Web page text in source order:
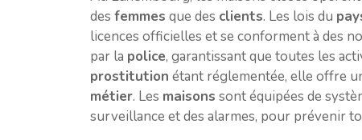
des femmes que des clients. Les lois du
licences officielles et se conforment à des
par la police, garantissant que toutes les
prostitution étant réglementée, elle offre
métier. Les maisons sont équipées de
surveillance et des alarmes, pour prévenir